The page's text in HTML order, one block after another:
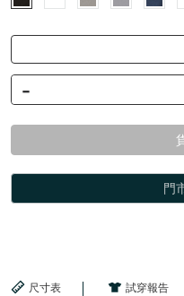
-
門
尺寸表 試穿報告